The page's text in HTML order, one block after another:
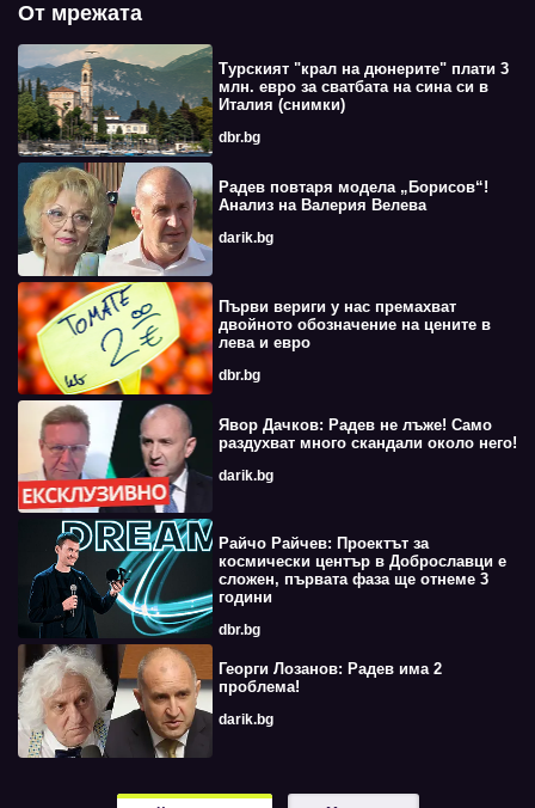
От мрежата
Турският "крал на дюнерите" плати 3
млн. евро за сватбата на сина си в
Италия (снимки)
dbr.bg
Радев повтаря модела „Борисов“!
Анализ на Валерия Велева
darik.bg
Първи вериги у нас премахват
двойното обозначение на цените в
лева и евро
dbr.bg
Явор Дачков: Радев не лъже! Само
раздухват много скандали около него!
darik.bg
Райчо Райчев: Проектът за
космически център в Доброславци е
сложен, първата фаза ще отнеме 3
години
dbr.bg
Георги Лозанов: Радев има 2
проблема!
darik.bg